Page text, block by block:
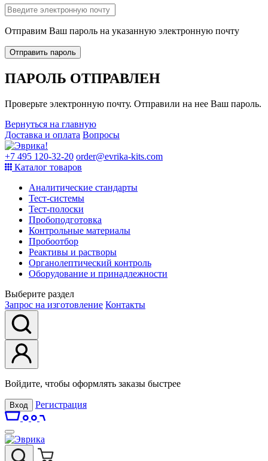
Отправим Ваш пароль на указанную электронную почту
Отправить пароль
ПАРОЛЬ ОТПРАВЛЕН
Проверьте электронную почту. Отправили на нее Ваш пароль.
Вернуться на главную
Доставка и оплата Вопросы
+7 495 120-32-20 order@evrika-kits.com
Каталог товаров
Аналитические стандарты
Тест-системы
Тест-полоски
Пробоподготовка
Контрольные материалы
Пробоотбор
Реактивы и растворы
Органолептический контроль
Оборудование и принадлежности
Выберите раздел
Запрос на изготовление Контакты
Войдите, чтобы оформлять заказы быстрее
Вход Регистрация